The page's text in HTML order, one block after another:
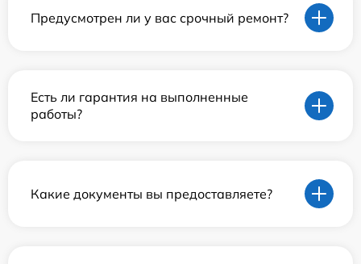
Предусмотрен ли у вас срочный ремонт?
Есть ли гарантия на выполненные
работы?
Какие документы вы предоставляете?